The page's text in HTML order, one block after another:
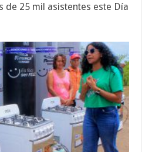
de 25 mil asistentes este Día